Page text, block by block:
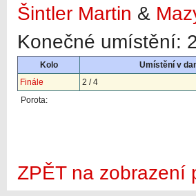
Šintler Martin &
Konečné umístění:
Kolo
Umístění v
Finále
2 / 4
Porota:
ZPĚT na zobrazení